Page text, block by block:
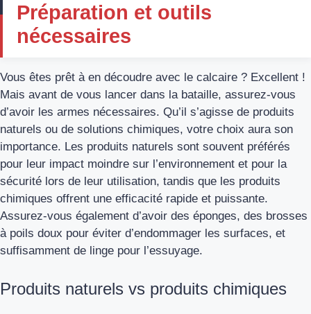
Préparation et outils
nécessaires
Vous êtes prêt à en découdre avec le calcaire ? Excellent !
Mais avant de vous lancer dans la bataille, assurez-vous
d’avoir les armes nécessaires. Qu’il s’agisse de produits
naturels ou de solutions chimiques, votre choix aura son
importance. Les produits naturels sont souvent préférés
pour leur impact moindre sur l’environnement et pour la
sécurité lors de leur utilisation, tandis que les produits
chimiques offrent une efficacité rapide et puissante.
Assurez-vous également d’avoir des éponges, des brosses
à poils doux pour éviter d’endommager les surfaces, et
suffisamment de linge pour l’essuyage.
Produits naturels vs produits chimiques